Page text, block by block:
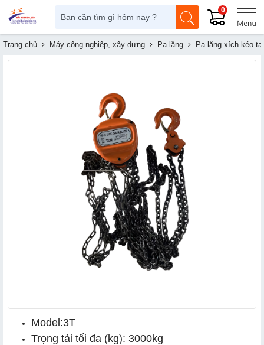
0
Trang chủ Máy công nghiệp, xây dựng Pa lăng Pa lăng xích kéo
Model:3T
Trọng tải tối đa (kg): 3000kg